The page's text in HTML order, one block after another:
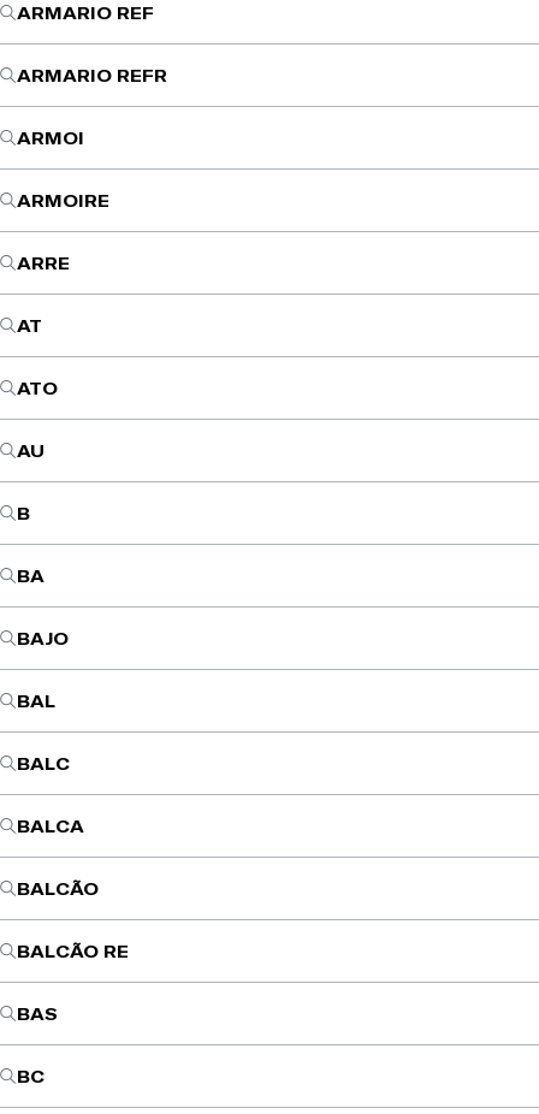
ARMARIO REF
ARMARIO REFR
ARMOI
ARMOIRE
ARRE
AT
ATO
AU
B
BA
BAJO
BAL
BALC
BALCA
BALCÃO
BALCÃO RE
BAS
BC